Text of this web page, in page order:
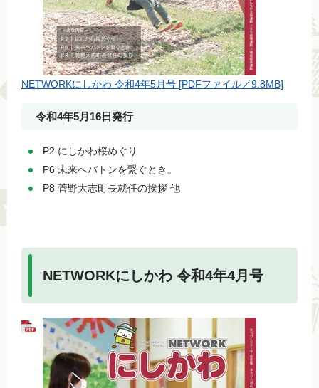
NETWORKにしかわ 令和4年5月号 [PDFファイル／9.8MB]
令和4年5月16日発行
P2 にしかわ桜めぐり
P6 未来へバトンを繋ぐとき。
P8 菅野大志町長就任の挨拶 他
NETWORKにしかわ 令和4年4月号